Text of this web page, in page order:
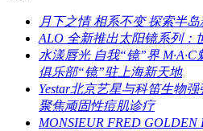
月下之情 相系不变 探索半
ALO 全新推出太阳镜系列：
水漾唇光 自我“镜”界
俱乐部“镜”驻上海新天地
Yestar北京艺星与科笛生物
聚焦顽固性痘肌诊疗
MONSIEUR FRED